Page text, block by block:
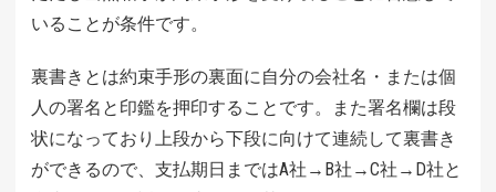
いることが条件です。
裏書きとは約束手形の裏面に自分の会社名・または個
人の署名と印鑑を押印することです。また署名欄は段
状になっており上段から下段に向けて連続して裏書き
ができるので、支払期日まではA社→B社→C社→D社と